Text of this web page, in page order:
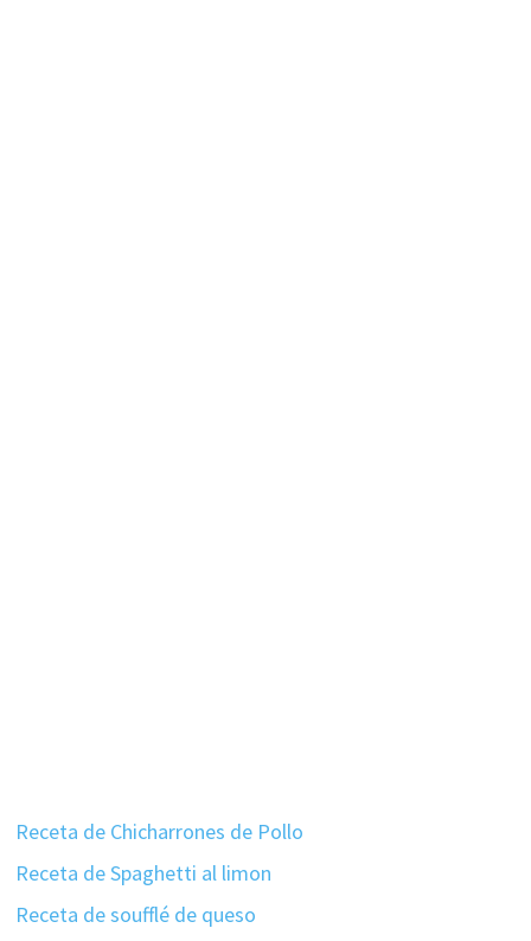
Receta de Chicharrones de Pollo
Receta de Spaghetti al limon
Receta de soufflé de queso